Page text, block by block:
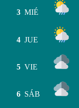
3 MIÉ
4 JUE
5 VIE
6 SÁB